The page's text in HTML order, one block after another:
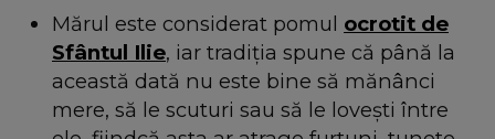
Mărul este considerat pomul ocrotit de
Sfântul Ilie, iar tradiția spune că până la
această dată nu este bine să mănânci
mere, să le scuturi sau să le lovești între